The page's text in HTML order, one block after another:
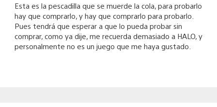
Esta es la pescadilla que se muerde la cola, para probarlo
hay que comprarlo, y hay que comprarlo para probarlo.
Pues tendrá que esperar a que lo pueda probar sin
comprar, como ya dije, me recuerda demasiado a HALO, y
personalmente no es un juego que me haya gustado.